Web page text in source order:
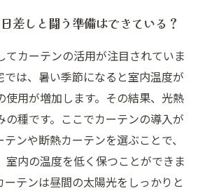
方：カーテンで日差し対策と節
、カーテンで創る理想の夏の空
差しと闘う準備はできている？
てカーテンの活用が注目されていま
では、暑い季節になると室内温度が
使用が増加します。その結果、光熱
の種です。ここでカーテンの導入が
ンや断熱カーテンを選ぶことで、
室内の温度を低く保つことができま
ーテンは昼間の太陽光をしっかりと